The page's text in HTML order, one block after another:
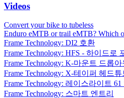
Videos
Convert your bike to tubeless
Enduro eMTB or trail eMTB? Which
Frame Technology: DI2 호환
Frame Technology: HFS - 하이드로
Frame Technology: K-마운트 드롭아
Frame Technology: X-테이퍼 헤드튜
Frame Technology: 레이스라이트
Frame Technology: 스마트 엔트리